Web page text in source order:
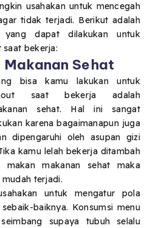
usahakan untuk mencegah
tidak terjadi. Berikut adalah
yang dapat dilakukan untuk
saat bekerja:
Makanan Sehat
bisa kamu lakukan untuk
saat bekerja adalah
sehat. Hal ini sangat
karena bagaimanapun juga
dipengaruhi oleh asupan gizi
kamu lelah bekerja ditambah
makanan sehat maka
terjadi.
untuk mengatur pola
baiknya. Konsumsi menu
supaya tubuh selalu